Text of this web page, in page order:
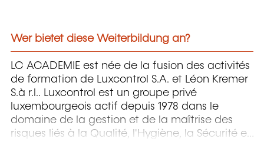
Wer bietet diese Weiterbildung an?
LC ACADEMIE est née de la fusion des activités
de formation de Luxcontrol S.A. et Léon Kremer
S.à r.l.. Luxcontrol est un groupe privé
luxembourgeois actif depuis 1978 dans le
domaine de la gestion et de la maîtrise des
risques liés à la Qualité, l'Hygiène, la Sécurité et